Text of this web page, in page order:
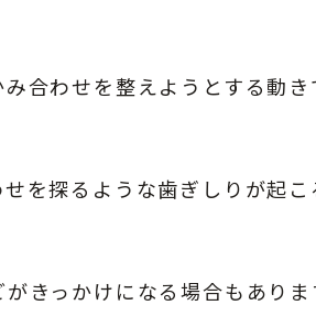
合わせを整えようとする動き
を探るような歯ぎしりが起こ
きっかけになる場合もありま